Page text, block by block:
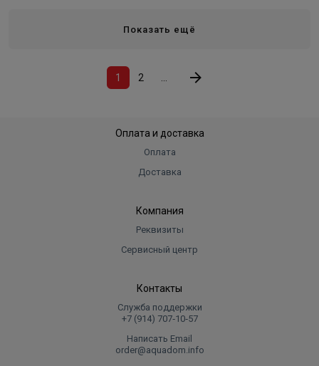
Показать ещё
1 2
Оплата и доставка
Оплата
Доставка
Компания
Реквизиты
Сервисный центр
Контакты
Служба поддержки
+7 (914) 707‑10‑57
Написать Email
order@aquadom.info